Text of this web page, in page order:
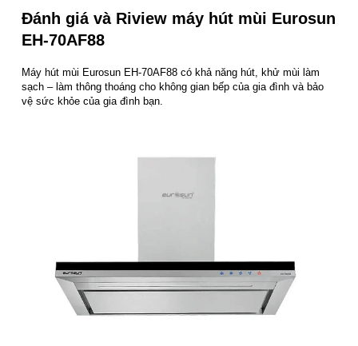
Đánh giá và Riview máy hút mùi Eurosun
EH-70AF88
Máy hút mùi Eurosun EH-70AF88 có khả năng hút, khử mùi làm
sạch – làm thông thoáng cho không gian bếp của gia đình và bảo
vệ sức khỏe của gia đình bạn.